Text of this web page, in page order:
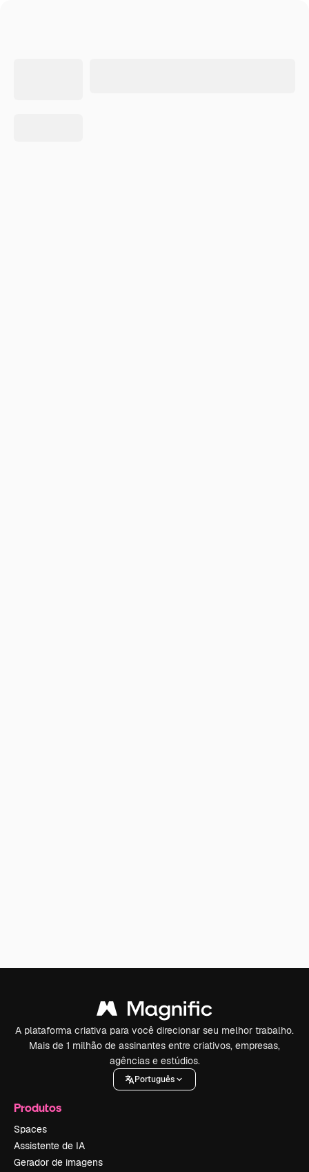
A plataforma criativa para você direcionar seu melhor trabalho.
Mais de 1 milhão de assinantes entre criativos, empresas,
agências e estúdios.
Português
Produtos
Spaces
Assistente de IA
Gerador de imagens